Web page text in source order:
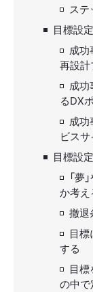
ステ
目標設
成功
再設計
成功
るDX
成功
ビス
目標設
「夢
か考え
撤退
目
する
目標
の中で